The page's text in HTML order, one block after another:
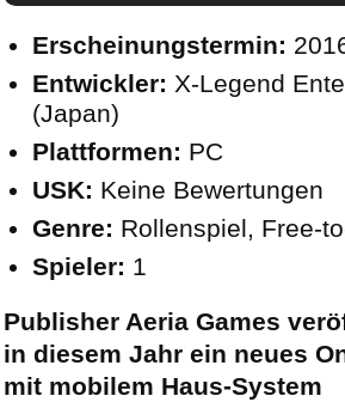
Erscheinungstermin:
Entwickler: X-Legend
(Japan)
Plattformen: PC
USK: Keine Bewertungen
Genre: Rollenspiel, Free-
Spieler: 1
Publisher Aeria Games
in diesem Jahr ein neues
mit mobilem Haus-System